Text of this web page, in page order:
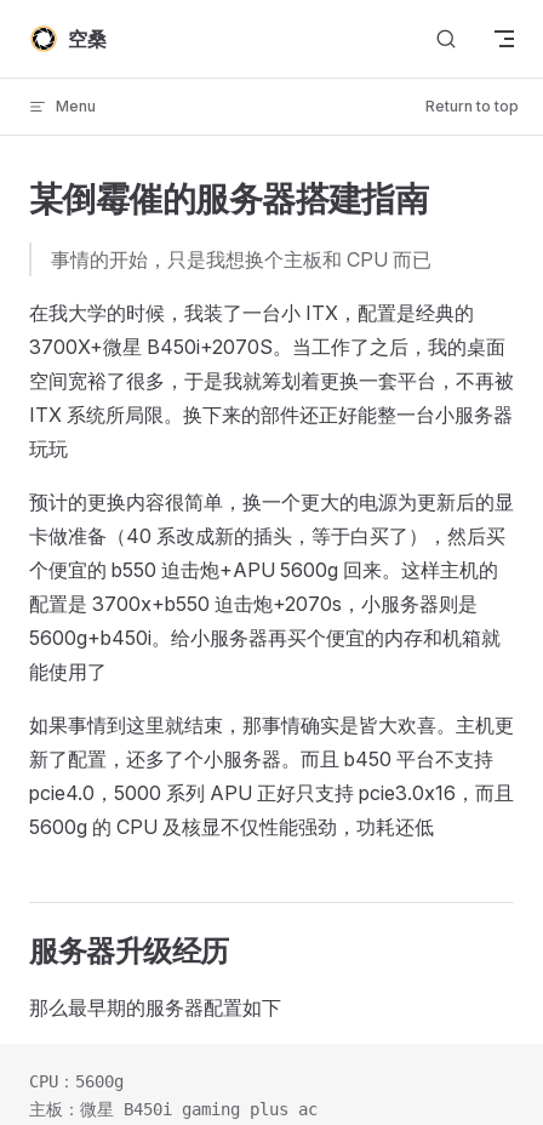
Skip to content
空桑
Menu Return to top
某倒霉催的服务器搭建指南
事情的开始，只是我想换个主板和 CPU 而已
在我大学的时候，我装了一台小 ITX，配置是经典的
3700X+微星 B450i+2070S。当工作了之后，我的桌面
空间宽裕了很多，于是我就筹划着更换一套平台，不再被
ITX 系统所局限。换下来的部件还正好能整一台小服务器
玩玩
预计的更换内容很简单，换一个更大的电源为更新后的显
卡做准备（40 系改成新的插头，等于白买了），然后买
个便宜的 b550 迫击炮+APU 5600g 回来。这样主机的
配置是 3700x+b550 迫击炮+2070s，小服务器则是
5600g+b450i。给小服务器再买个便宜的内存和机箱就
能使用了
如果事情到这里就结束，那事情确实是皆大欢喜。主机更
新了配置，还多了个小服务器。而且 b450 平台不支持
pcie4.0，5000 系列 APU 正好只支持 pcie3.0x16，而且
5600g 的 CPU 及核显不仅性能强劲，功耗还低
服务器升级经历
那么最早期的服务器配置如下
CPU：5600g
主板：微星 B450i gaming plus ac